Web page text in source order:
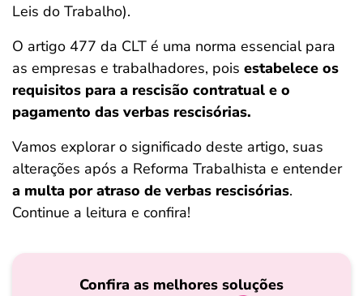
Leis do Trabalho).
O artigo 477 da CLT é uma norma essencial para
as empresas e trabalhadores, pois estabelece os
requisitos para a rescisão contratual e o
pagamento das verbas rescisórias.
Vamos explorar o significado deste artigo, suas
alterações após a Reforma Trabalhista e entender
a multa por atraso de verbas rescisórias.
Continue a leitura e confira!
Confira as melhores soluções